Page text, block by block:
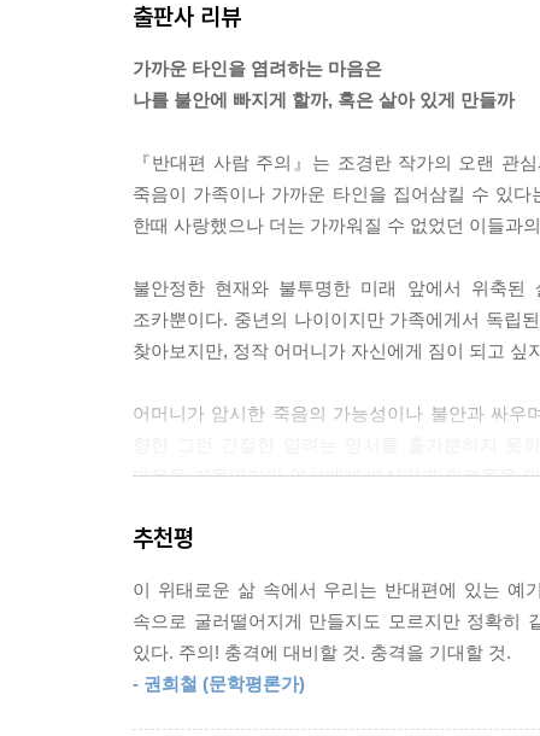
걸 똑똑히 보여주고 싶어했을 거라고.
불안은 언제나 발밑이나 허공, 어디에서 튀어나올
---「검은 개 흰말, p.161」중에서
그러나 나는 내가 아직 살아 있다는 이 충격을, 헛
---「검은 개 흰말, p.161」중에서
남편에게도 친구들에게도 보여줄 수 없는 마음이
---「그들, p.175」중에서
---「그들, p.195~196」중에서
서로를 걱정하는 일만이 직분처럼 보였던 두 사
에서. 두 사람은 원래 하나였다 갈라진 사람들 같
---「빗방울 하나 마른잎을 두드리네, p.251」중에
출판사 리뷰
가까운 타인을 염려하는 마음은
나를 불안에 빠지게 할까, 혹은 살아 있게 만들까
『반대편 사람 주의』는 조경란 작가의 오랜 관
죽음이 가족이나 가까운 타인을 집어삼킬 수 있
한때 사랑했으나 더는 가까워질 수 없었던 이들과
불안정한 현재와 불투명한 미래 앞에서 위축
조카뿐이다. 중년의 나이이지만 가족에게서 독립
찾아보지만, 정작 어머니가 자신에게 짐이 되고
어머니가 암시한 죽음의 가능성이나 불안과 싸
마음을 기울였지만 영서에게 배신감과 외로움을
등장한다. 가르치는 것을 정말로 좋아하는 종소
헛된 기대와 좌절 속에 자신감을 잃은 그는 「
운영하는 카페를 찾는다. 하지만 종소는 화장실
복수극은 어이없이 종결된다.
추천평
이 위태로운 삶 속에서 우리는 반대편에 있는 예
속으로 굴러떨어지게 만들지도 모르지만 정확히
있다. 주의! 충격에 대비할 것. 충격을 기대할 것.
- 권희철 (문학평론가)